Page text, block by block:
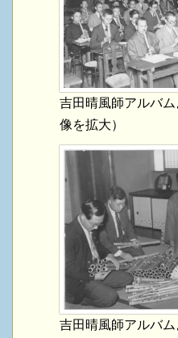
吉田晴風師アルバ
像を拡大）
吉田晴風師アルバ